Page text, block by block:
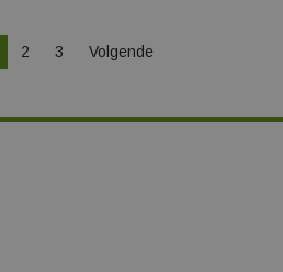
Je bent op pagina
2 3 VolgendePagina